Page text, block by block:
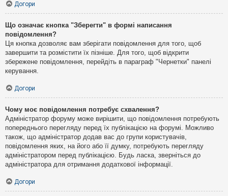
Догори
Що означає кнопка "Зберегти" в формі написання
повідомлення?
Ця кнопка дозволяє вам зберігати повідомлення для того, щоб
завершити та розмістити їх пізніше. Для того, щоб відкрити
збережене повідомлення, перейдіть в параграф "Чернетки" панелі
керування.
Догори
Чому моє повідомлення потребує схвалення?
Адміністратор форуму може вирішити, що повідомлення потребують
попереднього перегляду перед їх публікацією на форумі. Можливо
також, що адміністратор додав вас до групи користувачів,
повідомлення яких, на його або її думку, потребують перегляду
адміністратором перед публікацією. Будь ласка, зверніться до
адміністратора для отримання додаткової інформації.
Догори